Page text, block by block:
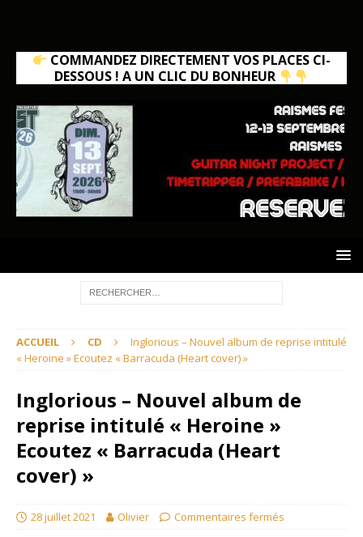
COMMANDEZ DIRECTEMENT VOS PLACES CI-
DESSOUS ! A UN CLIC DU BONHEUR
ACCUEIL CD
Inglorious – Nouvel album de reprise intitulé
« Heroine » Ecoutez « Barracuda (Heart cover) »
Inglorious – Nouvel album de
reprise intitulé « Heroine »
Ecoutez « Barracuda (Heart
cover) »
28 juillet 2021 Olivier Commentaires fermés